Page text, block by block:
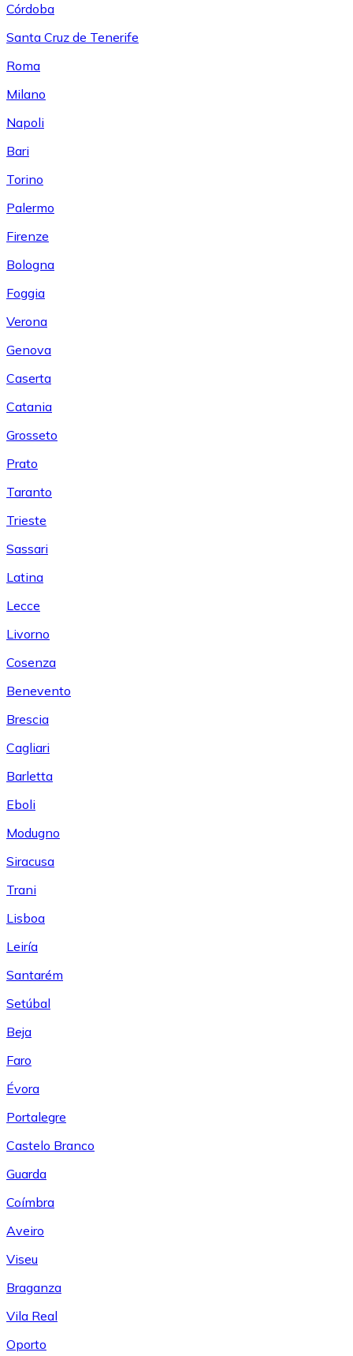
Córdoba
Santa Cruz de Tenerife
Roma
Milano
Napoli
Bari
Torino
Palermo
Firenze
Bologna
Foggia
Verona
Genova
Caserta
Catania
Grosseto
Prato
Taranto
Trieste
Sassari
Latina
Lecce
Livorno
Cosenza
Benevento
Brescia
Cagliari
Barletta
Eboli
Modugno
Siracusa
Trani
Lisboa
Leiría
Santarém
Setúbal
Beja
Faro
Évora
Portalegre
Castelo Branco
Guarda
Coímbra
Aveiro
Viseu
Braganza
Vila Real
Oporto